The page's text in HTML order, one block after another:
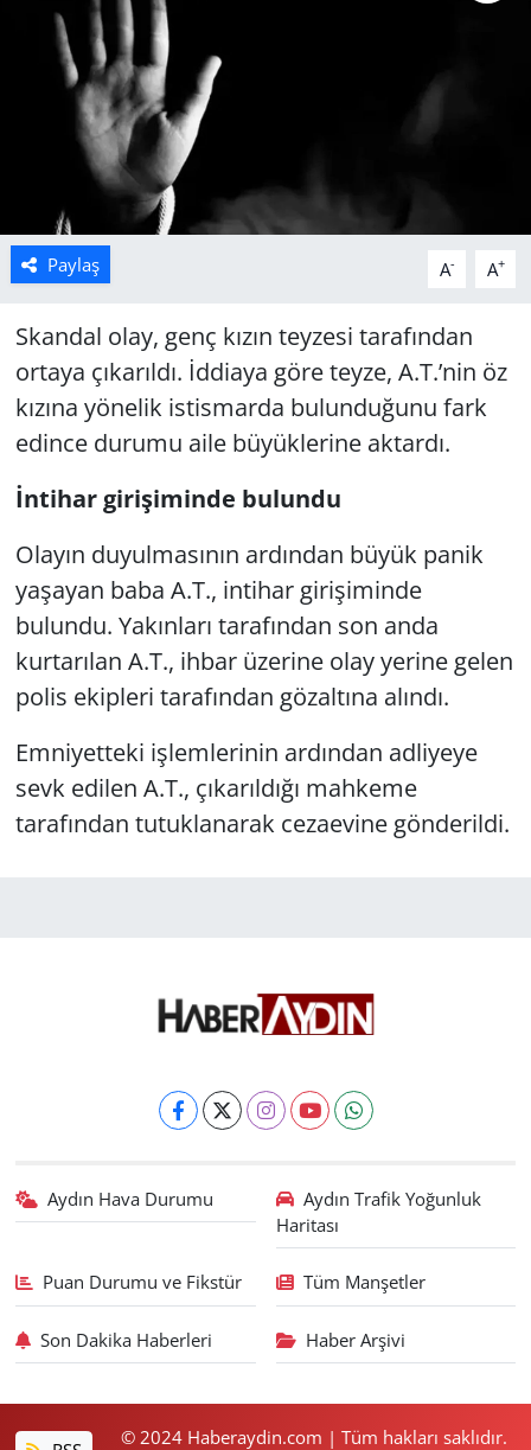
Paylaş A- A+
Skandal olay, genç kızın teyzesi tarafından
ortaya çıkarıldı. İddiaya göre teyze, A.T.’nin öz
kızına yönelik istismarda bulunduğunu fark
edince durumu aile büyüklerine aktardı.
İntihar girişiminde bulundu
Olayın duyulmasının ardından büyük panik
yaşayan baba A.T., intihar girişiminde
bulundu. Yakınları tarafından son anda
kurtarılan A.T., ihbar üzerine olay yerine gelen
polis ekipleri tarafından gözaltına alındı.
Emniyetteki işlemlerinin ardından adliyeye
sevk edilen A.T., çıkarıldığı mahkeme
tarafından tutuklanarak cezaevine gönderildi.
Aydın Hava Durumu
Aydın Trafik Yoğunluk
Haritası
Puan Durumu ve Fikstür Tüm Manşetler
Son Dakika Haberleri Haber Arşivi
© 2024 Haberaydin.com | Tüm hakları saklıdır.
Politika
Uşak